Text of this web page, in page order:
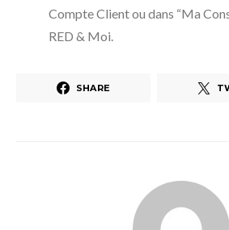
Compte Client ou dans “Ma
RED & Moi.
SHARE